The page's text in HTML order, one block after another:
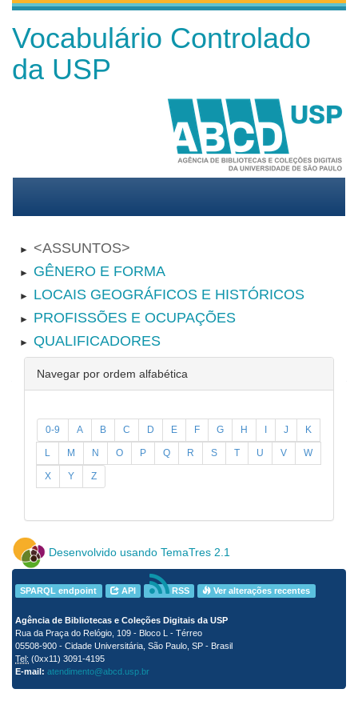
Vocabulário Controlado
da USP
► ASSUNTOS
► GÊNERO E FORMA
► LOCAIS GEOGRÁFICOS E HISTÓRICOS
► PROFISSÕES E OCUPAÇÕES
► QUALIFICADORES
Navegar por ordem alfabética
0-9 A B C D E F G H I J K
L M N O P Q R S T U V W
X Y Z
Desenvolvido usando TemaTres 2.1
SPARQL endpoint API RSS Ver alterações recentes
Agência de Bibliotecas e Coleções Digitais da USP
Rua da Praça do Relógio, 109 - Bloco L - Térreo
05508-900 - Cidade Universitária, São Paulo, SP - Brasil
Tel: (0xx11) 3091-4195
E-mail: atendimento@abcd.usp.br